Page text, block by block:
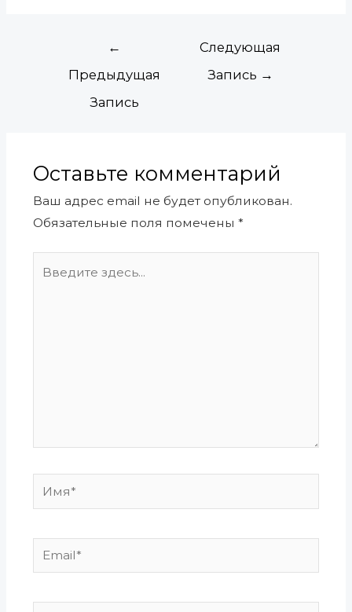
←
Предыдущая
Запись
Следующая
Запись →
Оставьте комментарий
Ваш адрес email не будет опубликован.
Обязательные поля помечены *
Имя*
Email*